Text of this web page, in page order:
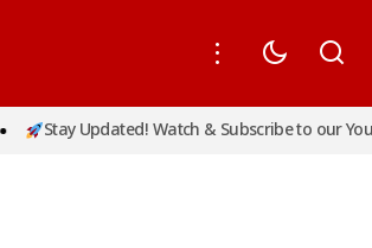
Stay Updated! Watch & Subscribe to our